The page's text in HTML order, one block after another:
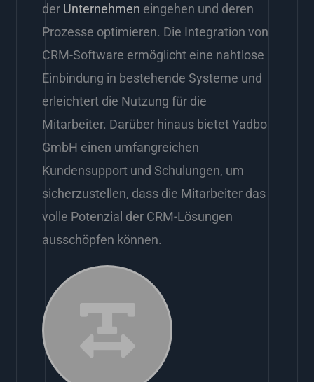
der Unternehmen eingehen und deren
Prozesse optimieren. Die Integration von
CRM-Software ermöglicht eine nahtlose
Einbindung in bestehende Systeme und
erleichtert die Nutzung für die
Mitarbeiter. Darüber hinaus bietet Yadbo
GmbH einen umfangreichen
Kundensupport und Schulungen, um
sicherzustellen, dass die Mitarbeiter das
volle Potenzial der CRM-Lösungen
ausschöpfen können.